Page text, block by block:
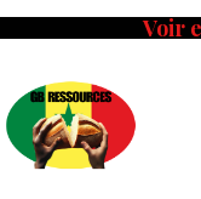
Voir